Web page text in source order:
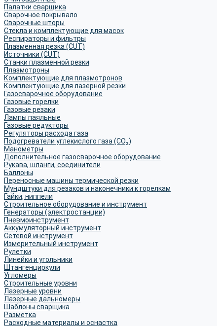
Палатки сварщика
Сварочное покрывало
Сварочные шторы
Стекла и комплектующие для масок
Респираторы и фильтры
Плазменная резка (CUT)
Источники (CUT)
Станки плазменной резки
Плазмотроны
Комплектующие для плазмотронов
Комплектующие для лазерной резки
Газосварочное оборудование
Газовые горелки
Газовые резаки
Лампы паяльные
Газовые редукторы
Регуляторы расхода газа
Подогреватели углекислого газа (CO₂)
Манометры
Дополнительное газосварочное оборудование
Рукава, шланги, соединители
Баллоны
Переносные машины термической резки
Мундштуки для резаков и наконечники к горелкам
Гайки, ниппели
Строительное оборудование и инструмент
Генераторы (электростанции)
Пневмоинструмент
Аккумуляторный инструмент
Сетевой инструмент
Измерительный инструмент
Рулетки
Линейки и угольники
Штангенциркули
Угломеры
Строительные уровни
Лазерные уровни
Лазерные дальномеры
Шаблоны сварщика
Разметка
Расходные материалы и оснастка